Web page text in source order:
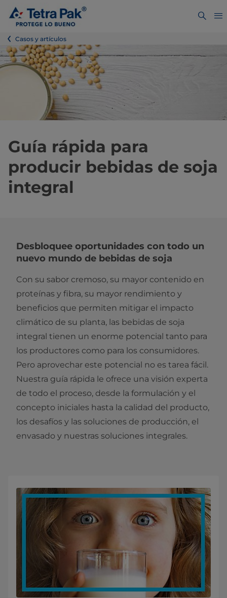
Casos y artículos
Guía rápida para
producir bebidas de soja
integral
Desbloquee oportunidades con todo un
nuevo mundo de bebidas de soja
Con su sabor cremoso, su mayor contenido en
proteínas y fibra, su mayor rendimiento y
beneficios que permiten mitigar el impacto
climático de su planta, las bebidas de soja
integral tienen un enorme potencial tanto para
los productores como para los consumidores.
Pero aprovechar este potencial no es tarea fácil.
Nuestra guía rápida le ofrece una visión experta
de todo el proceso, desde la formulación y el
concepto iniciales hasta la calidad del producto,
los desafíos y las soluciones de producción, el
envasado y nuestras soluciones integrales.